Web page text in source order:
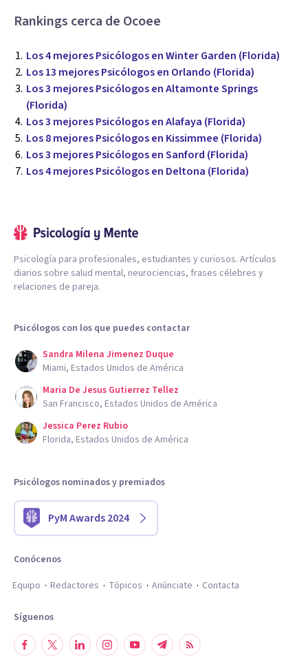
Rankings cerca de Ocoee
Los 4 mejores Psicólogos en Winter Garden (Florida)
Los 13 mejores Psicólogos en Orlando (Florida)
Los 3 mejores Psicólogos en Altamonte Springs
(Florida)
Los 3 mejores Psicólogos en Alafaya (Florida)
Los 8 mejores Psicólogos en Kissimmee (Florida)
Los 3 mejores Psicólogos en Sanford (Florida)
Los 4 mejores Psicólogos en Deltona (Florida)
Psicología para profesionales, estudiantes y curiosos. Artículos
diarios sobre salud mental, neurociencias, frases célebres y
relaciones de pareja.
Psicólogos con los que puedes contactar
Sandra Milena Jimenez Duque
Miami, Estados Unidos de América
Maria De Jesus Gutierrez Tellez
San Francisco, Estados Unidos de América
Jessica Perez Rubio
Florida, Estados Unidos de América
Psicólogos nominados y premiados
PyM Awards 2024
Conócenos
Equipo
Redactores Tópicos Anúnciate Contacta
Síguenos